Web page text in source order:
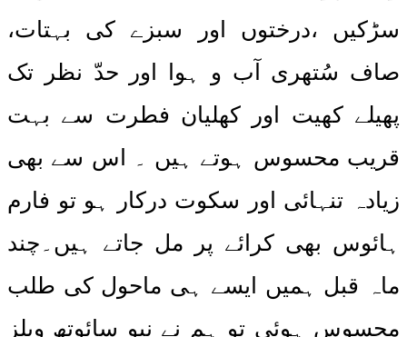
سڑکیں ،درختوں اور سبزے کی بہتات،
صاف سُتھری آب و ہوا اور حدّ نظر تک
پھیلے کھیت اور کھلیان فطرت سے بہت
قریب محسوس ہوتے ہیں ۔ اس سے بھی
زیادہ تنہائی اور سکوت درکار ہو تو فارم
ہائوس بھی کرائے پر مل جاتے ہیں۔چند
ماہ قبل ہمیں ایسے ہی ماحول کی طلب
محسوس ہوئی تو ہم نے نیو سائوتھ ویلز